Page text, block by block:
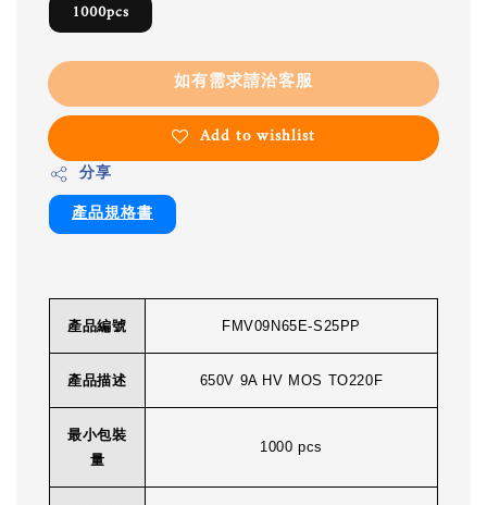
1000pcs
如有需求請洽客服
Add to wishlist
分享
產品規格書
產品編號 FMV09N65E-S25PP
產品描述 650V 9A HV MOS TO220F
最小包裝
量
1000 pcs